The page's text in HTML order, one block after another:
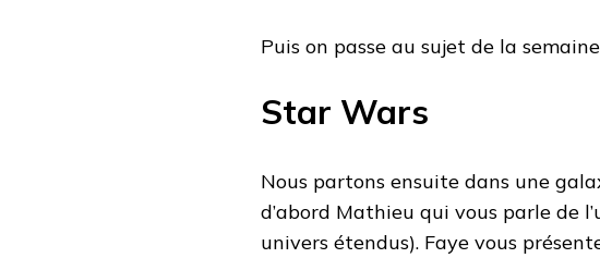
Puis on passe au sujet de la
Star Wars
Nous partons ensuite dans une
d’abord Mathieu qui vous parle de
univers étendus). Faye vous